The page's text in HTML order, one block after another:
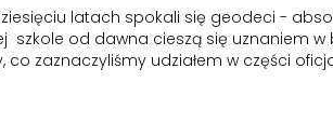
latach spokali się geodeci -
szkole od dawna cieszą się uznaniem w
co zaznaczyliśmy udziałem w części